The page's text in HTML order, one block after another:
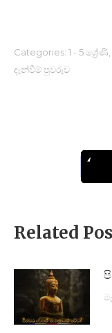
Categories: 1 - 5 ශ්‍රේණි,
දැන්වීම් පුවරුව
Related